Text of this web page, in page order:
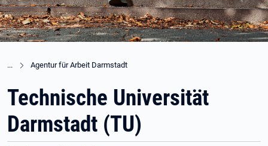
Agentur für Arbeit Darmstadt
Technische Universität
Darmstadt (TU)